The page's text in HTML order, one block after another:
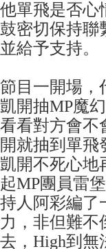
他單飛是否心
鼓密切保持聯
並給予支持。
節目一開場，
凱開抽MP魔
看看對方會不
開就抽到單
凱開不死心地
起MP團員雷
持人阿彩編了
力，非但難不
去，High到無